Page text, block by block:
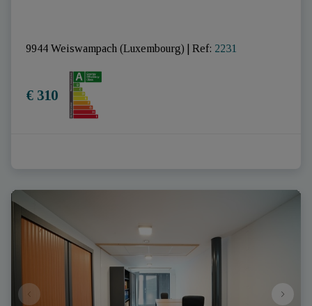
9944 Weiswampach (Luxembourg) Ref: 2231
€ 310